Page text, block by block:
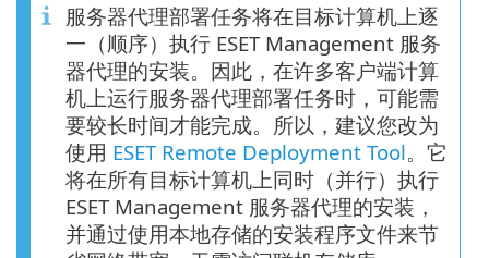
服务器代理部署任务将在目标计算机上逐
一（顺序）执行 ESET Management 服务
器代理的安装。因此，在许多客户端计算
机上运行服务器代理部署任务时，可能需
要较长时间才能完成。所以，建议您改为
使用 ESET Remote Deployment Tool。它
将在所有目标计算机上同时（并行）执行
ESET Management 服务器代理的安装，
并通过使用本地存储的安装程序文件来节